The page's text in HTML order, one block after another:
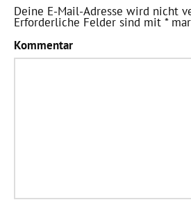
Deine E-Mail-Adresse wird nicht
Erforderliche Felder sind mit*
Kommentar